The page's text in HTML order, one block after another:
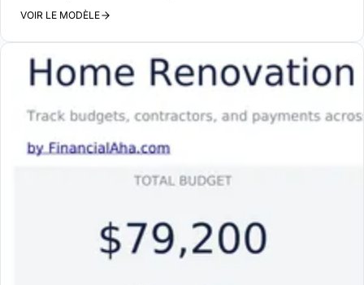
VOIR LE MODÈLE